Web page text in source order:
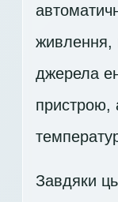
живлення,
джерела
пристрою,
Завдяки